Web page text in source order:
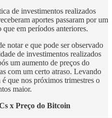
de investimentos realizados
aportes passaram por um
em períodos anteriores.
notar e que pode ser observado
de investimentos realizados
um aumento de preços do
com um certo atraso. Levando
que nos próximos trimestres o
maior.
x Preço do Bitcoin